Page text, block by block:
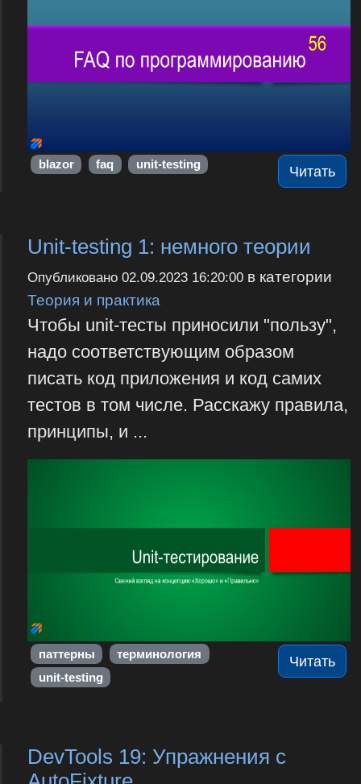
Читать
blazor faq unit-testing
Unit-testing 1: немного теории
Опубликовано 02.09.2023 16:20:00в категории
Теория и практика
Чтобы unit-тесты приносили "пользу",
надо соответствующим образом
писать код приложения и код самих
тестов в том числе. Расскажу правила,
принципы, и ...
Читать
паттерны
терминология
unit-testing
DevTools 19: Упражнения с